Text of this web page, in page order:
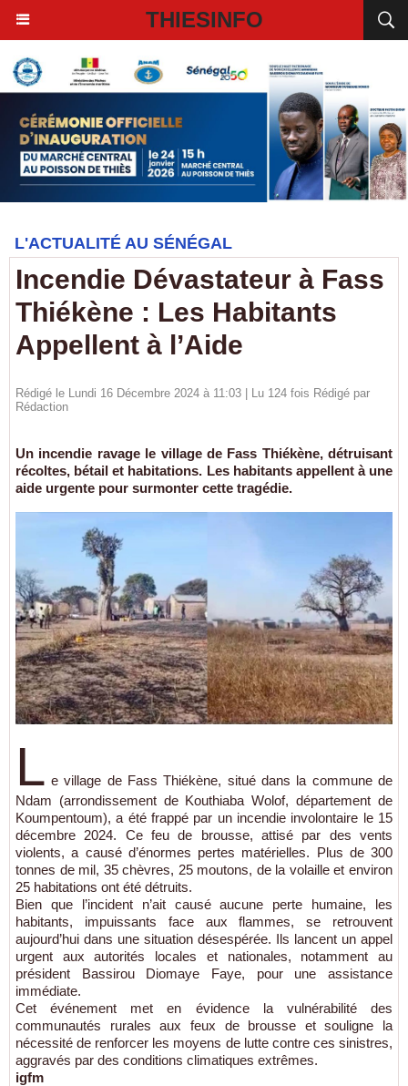
THIESINFO
L'ACTUALITÉ AU SÉNÉGAL
Incendie Dévastateur à Fass
Thiékène : Les Habitants
Appellent à l’Aide
Rédigé le Lundi 16 Décembre 2024 à 11:03 | Lu 124 fois Rédigé par
Rédaction
Un incendie ravage le village de Fass Thiékène, détruisant
récoltes, bétail et habitations. Les habitants appellent à une
aide urgente pour surmonter cette tragédie.
L e village de Fass Thiékène, situé dans la commune de
Ndam (arrondissement de Kouthiaba Wolof, département de
Koumpentoum), a été frappé par un incendie involontaire le 15
décembre 2024. Ce feu de brousse, attisé par des vents
violents, a causé d’énormes pertes matérielles. Plus de 300
tonnes de mil, 35 chèvres, 25 moutons, de la volaille et environ
25 habitations ont été détruits.
Bien que l’incident n’ait causé aucune perte humaine, les
habitants, impuissants face aux flammes, se retrouvent
aujourd’hui dans une situation désespérée. Ils lancent un appel
urgent aux autorités locales et nationales, notamment au
président Bassirou Diomaye Faye, pour une assistance
immédiate.
Cet événement met en évidence la vulnérabilité des
communautés rurales aux feux de brousse et souligne la
nécessité de renforcer les moyens de lutte contre ces sinistres,
aggravés par des conditions climatiques extrêmes.
igfm